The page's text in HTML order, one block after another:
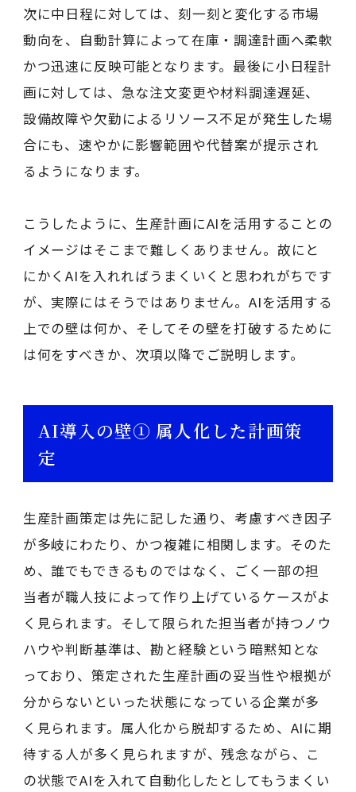
次に中日程に対しては、刻一刻と変化する市場
動向を、自動計算によって在庫・調達計画へ柔軟
かつ迅速に反映可能となります。最後に小日程計
画に対しては、急な注文変更や材料調達遅延、
設備故障や欠勤によるリソース不足が発生した場
合にも、速やかに影響範囲や代替案が提示され
るようになります。
こうしたように、生産計画にAIを活用することの
イメージはそこまで難しくありません。故にと
にかくAIを入れればうまくいくと思われがちです
が、実際にはそうではありません。AIを活用する
上での壁は何か、そしてその壁を打破するために
は何をすべきか、次項以降でご説明します。
AI導入の壁① 属人化した計画策
定
生産計画策定は先に記した通り、考慮すべき因子
が多岐にわたり、かつ複雑に相関します。そのた
め、誰でもできるものではなく、ごく一部の担
当者が職人技によって作り上げているケースがよ
く見られます。そして限られた担当者が持つノウ
ハウや判断基準は、勘と経験という暗黙知とな
っており、策定された生産計画の妥当性や根拠が
分からないといった状態になっている企業が多
く見られます。属人化から脱却するため、AIに期
待する人が多く見られますが、残念ながら、こ
の状態でAIを入れて自動化したとしてもうまくい